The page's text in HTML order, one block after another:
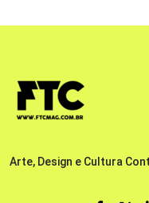
Arte, Design e Cultura